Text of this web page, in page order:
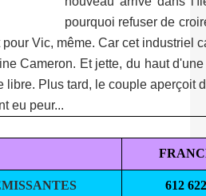
pourquoi refuser de
Vic, même. Car cet industriel
Cameron. Et jette, du haut
libre. Plus tard, le couple aperçoit
eu peur...
612 622